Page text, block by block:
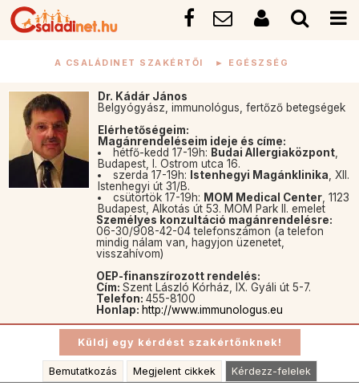
A CSALÁDINET SZAKÉRTŐI ► EGÉSZSÉG
Dr. Kádár János
Belgyógyász, immunológus, fertőző betegségek
Elérhetőségeim:
Magánrendeléseim ideje és címe:
hétfő-kedd 17-19h: Budai Allergiaközpont,
Budapest, I. Ostrom utca 16.
szerda 17-19h:
Istenhegyi Magánklinika , XII.
Istenhegyi út 31/B.
csütörtök 17-19h: MOM Medical Center, 1123
Budapest, Alkotás út 53. MOM Park II. emelet
Személyes konzultáció magánrendelésre:
06-30/908-42-04 telefonszámon (a telefon
mindig nálam van, hagyjon üzenetet,
visszahívom)
OEP-finanszírozott rendelés:
Cím: Szent László Kórház, IX. Gyáli út 5-7.
Telefon: 455-8100
Honlap: http://www.immunologus.eu
Bemutatkozás Megjelent cikkek Kérdezz-felelek